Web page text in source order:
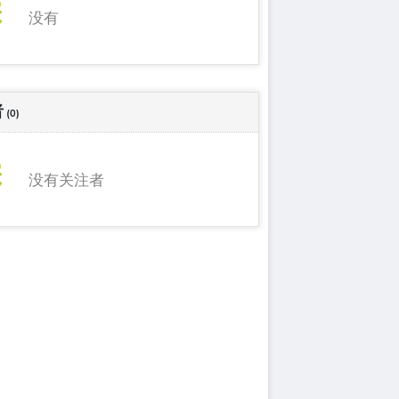
没有
(0)
没有关注者